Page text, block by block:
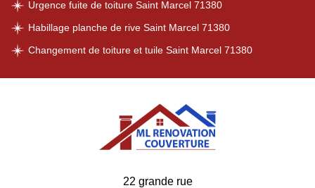
Urgence fuite de toiture Saint Marcel 71380
Habillage planche de rive Saint Marcel 71380
Changement de toiture et tuile Saint Marcel 71380
22 grande rue